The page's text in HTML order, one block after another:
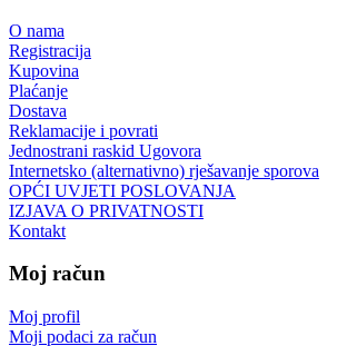
O nama
Registracija
Kupovina
Plaćanje
Dostava
Reklamacije i povrati
Jednostrani raskid Ugovora
Internetsko (alternativno) rješavanje sporova
OPĆI UVJETI POSLOVANJA
IZJAVA O PRIVATNOSTI
Kontakt
Moj račun
Moj profil
Moji podaci za račun